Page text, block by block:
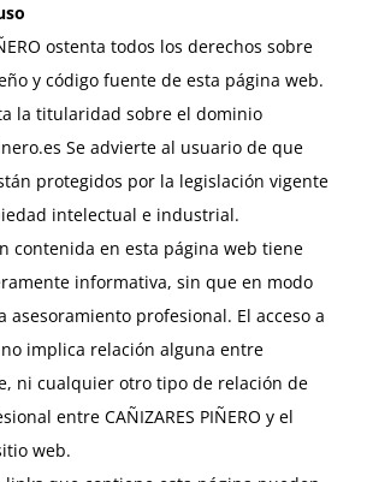
ostenta todos los derechos sobre
y código fuente de esta página web.
la titularidad sobre el dominio
Se advierte al usuario de que
protegidos por la legislación vigente
intelectual e industrial.
contenida en esta página web tiene
informativa, sin que en modo
asesoramiento profesional. El acceso a
implica relación alguna entre
ni cualquier otro tipo de relación de
entre CAÑIZARES PIÑERO y el
web.